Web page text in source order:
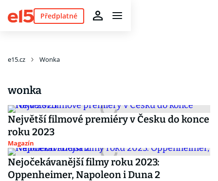
Předplatné
e15.cz Wonka
wonka
Největší filmové premiéry v Česku do konce
roku 2023
Magazín
Nejočekávanější filmy roku 2023:
Oppenheimer, Napoleon i Duna 2